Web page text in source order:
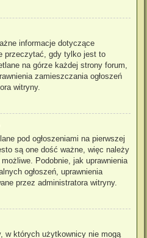
informacje dotyczące
przeczytać, gdy tylko jest to
na górze każdej strony forum,
zamieszczania ogłoszeń
witryny.
pod ogłoszeniami na pierwszej
są one dość ważne, więc należy
Podobnie, jak uprawnienia
ogłoszeń, uprawnienia
przez administratora witryny.
w których użytkownicy nie mogą